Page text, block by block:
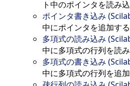
ト中のポインタを読み
ポインタ書き込み
中にポインタを追加す
多項式の読み込み
中に多項式の行列を読
多項式の書き込み
中に多項式の行列を追